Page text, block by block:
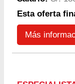
Esta oferta
Más